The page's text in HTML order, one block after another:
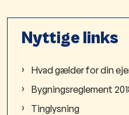
Nyttige links
Hvad gælder for din
Bygningsreglement
Tinglysning